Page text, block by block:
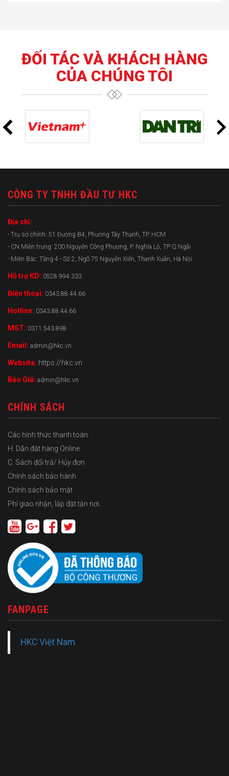
ĐỐI TÁC VÀ KHÁCH HÀNG
CỦA CHÚNG TÔI
CÔNG TY TNHH ĐẦU TƯ HKC
Địa chỉ:
- Trụ sở chính: 51 Đường B4, Phường Tây Thạnh, TP. HCM
- CN Miền trung: 200 Nguyễn Công Phương, P. Nghĩa Lộ, TP Q.Ngãi
- Miền Bắc: Tầng 4 - Số 2, Ngõ 75 Nguyễn Xiển, Thanh Xuân, Hà Nội
Hỗ trợ KD: 0528.994.333
Điện thoại: 0343.88.44.66
Hotline: 0343.88.44.66
MST: 0311.543.898
Email: admin@hkc.vn
Website: https://hkc.vn
Báo Giá: admin@hkc.vn
CHÍNH SÁCH
Các hình thức thanh toán
H. Dẫn đặt hàng Online
C. Sách đổi trả/ Hủy đơn
Chính sách bảo hành
Chính sách bảo mật
Phí giao nhận, lắp đặt tận nơi.
FANPAGE
HKC Việt Nam